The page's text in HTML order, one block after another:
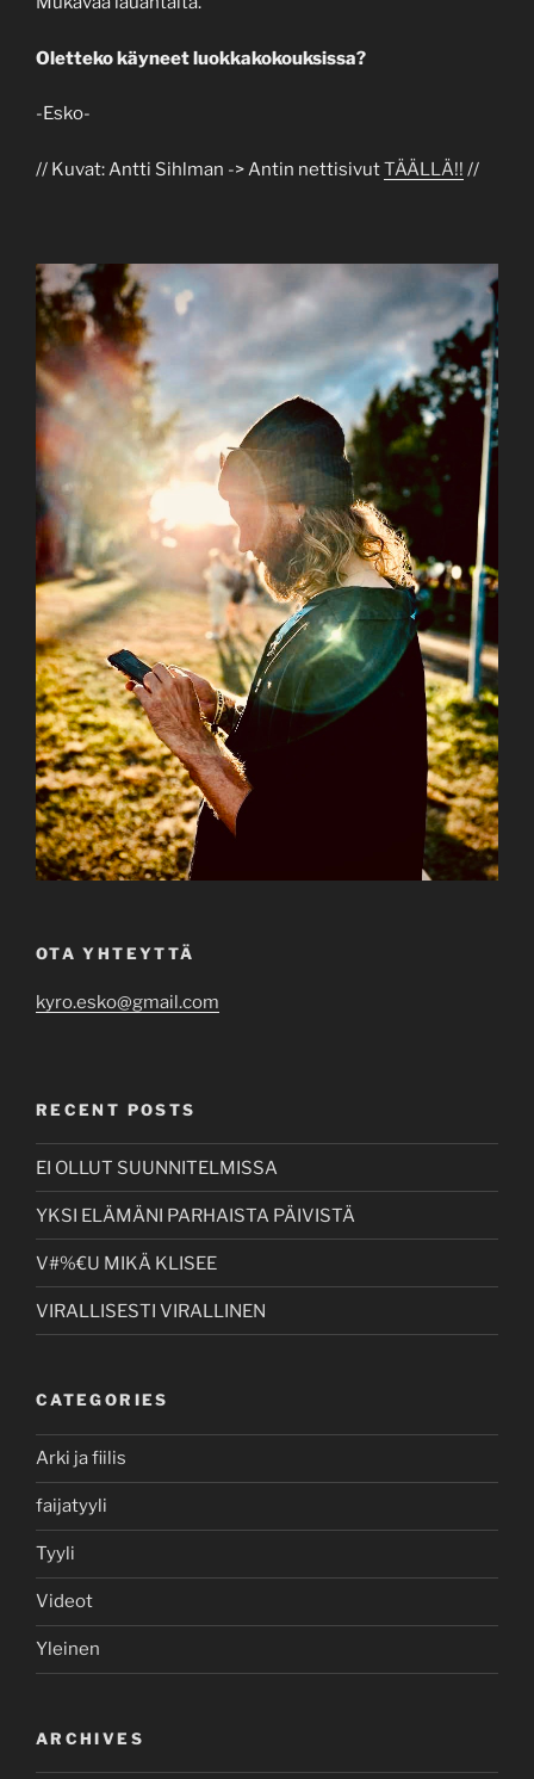
Oletteko käyneet luokkakokouksissa?
-Esko-
// Kuvat: Antti Sihlman -> Antin nettisivutTÄÄLLÄ!! //
OTA YHTEYTTÄ
kyro.esko@gmail.com
RECENT POSTS
EI OLLUT SUUNNITELMISSA
YKSI ELÄMÄNI PARHAISTA PÄIVISTÄ
V#%€U MIKÄ KLISEE
VIRALLISESTI VIRALLINEN
CATEGORIES
Arki ja fiilis
faijatyyli
Tyyli
Videot
Yleinen
ARCHIVES